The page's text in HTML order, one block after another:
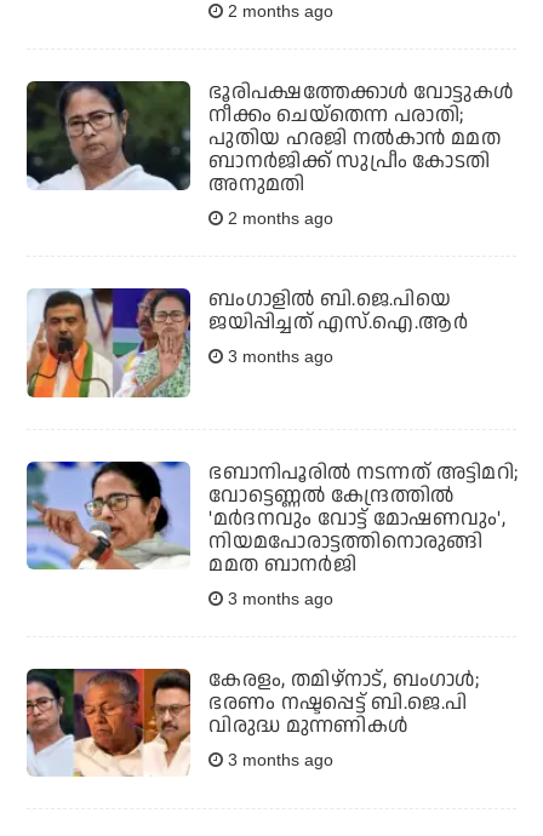
2 months ago
ഭൂരിപക്ഷത്തേക്കാള്‍ വോട്ടുകള്‍
നീക്കം ചെയ്‌തെന്ന പരാതി;
പുതിയ ഹരജി നല്‍കാന്‍ മമത
ബാനര്‍ജിക്ക് സുപ്രീം കോടതി
അനുമതി
2 months ago
ബംഗാളില്‍ ബി.ജെ.പിയെ
ജയിപ്പിച്ചത് എസ്.ഐ.ആര്‍
3 months ago
ഭബാനിപൂരില്‍ നടന്നത് അട്ടിമറി;
വോട്ടെണ്ണല്‍ കേന്ദ്രത്തില്‍
'മര്‍ദനവും വോട്ട് മോഷണവും',
നിയമപോരാട്ടത്തിനൊരുങ്ങി
മമത ബാനര്‍ജി
3 months ago
കേരളം, തമിഴ്‌നാട്, ബംഗാള്‍;
ഭരണം നഷ്ടപ്പെട്ട് ബി.ജെ.പി
വിരുദ്ധ മുന്നണികള്‍
3 months ago